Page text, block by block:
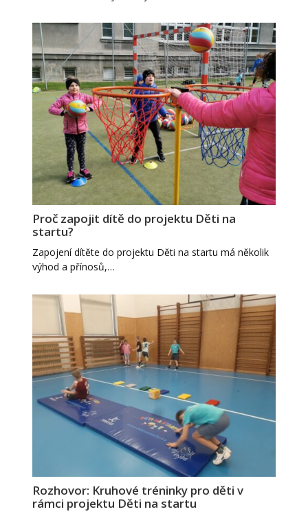
Proč zapojit dítě do projektu Děti na
startu?
Zapojení dítěte do projektu Děti na startu má několik
výhod a přínosů,…
Rozhovor: Kruhové tréninky pro děti v
rámci projektu Děti na startu